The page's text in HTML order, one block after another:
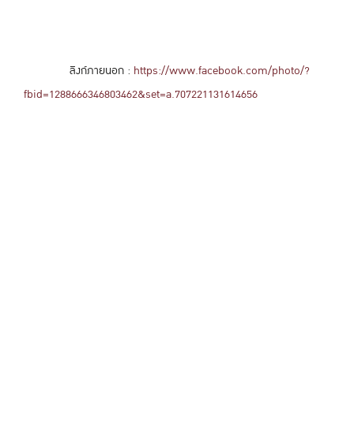
ลิงก์ภายนอก : https://www.facebook.com/photo/?
fbid=1288666346803462&set=a.707221131614656